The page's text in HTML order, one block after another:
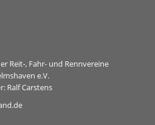
Reit-, Fahr- und Rennvereine
e.V.
Ralf Carstens